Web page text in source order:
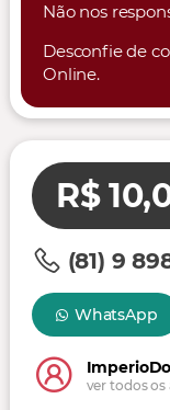
Não nos
Desconfie de
Online.
R$
(81) 9
WhatsApp
ver todos os